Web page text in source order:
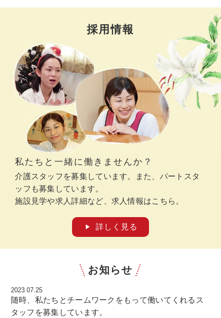
採用情報
私たちと一緒に働きませんか？
介護スタッフを募集しています。また、パートスタ
ッフも募集しています。
施設見学や求人詳細など、求人情報はこちら。
詳しく見る
お知らせ
2023.07.25
随時、私たちとチームワークをもって働いてくれるス
タッフを募集しています。